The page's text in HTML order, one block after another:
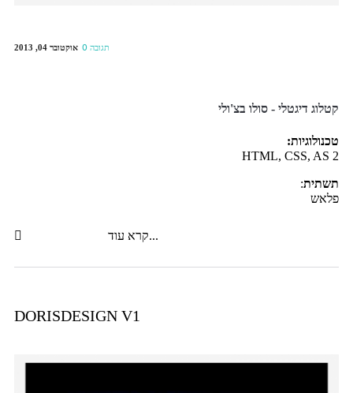
אוקטובר 04, 2013 0 תגובה
קטלוג דיגטלי - סולו בצ'ולי
טכנולוגיות:
2 HTML, CSS, AS
תשתית:
פלאש
קרא עוד...
DORISDESIGN V1